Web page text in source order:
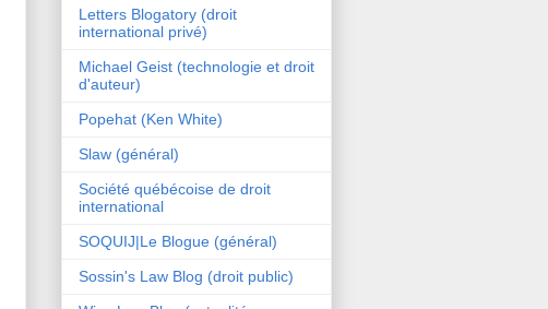
Letters Blogatory (droit
international privé)
Michael Geist (technologie et droit
d'auteur)
Popehat (Ken White)
Slaw (général)
Société québécoise de droit
international
SOQUIJ|Le Blogue (général)
Sossin's Law Blog (droit public)